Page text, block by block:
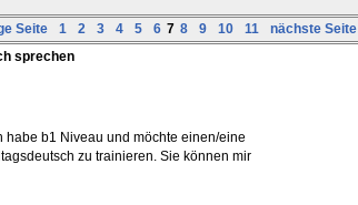
Seite 1 2 3 4 5 6 7 8 9 10 11 nächste Seite
sprechen
habe b1 Niveau und möchte einen/eine
zu trainieren. Sie können mir